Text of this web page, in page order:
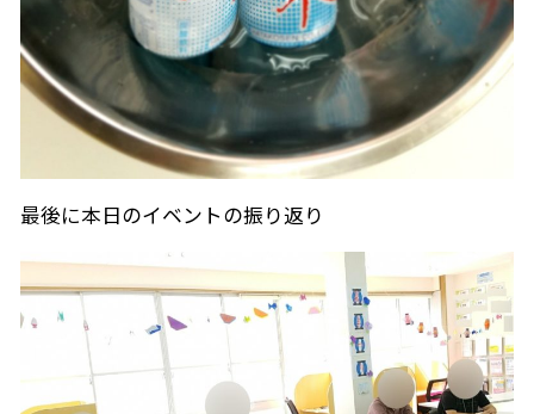
最後に本日のイベントの振り返り